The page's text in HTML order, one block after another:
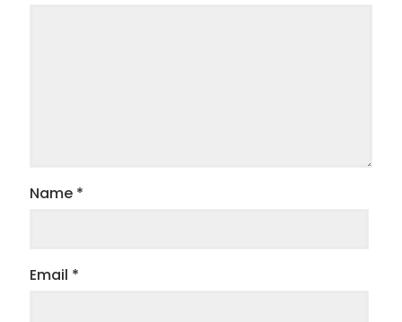
Name *
Email *